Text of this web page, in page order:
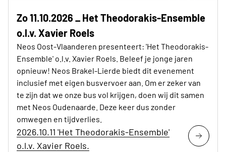
Zo 11.10.2026 _ Het Theodorakis-Ensemble
o.l.v. Xavier Roels
Neos Oost-Vlaanderen presenteert: 'Het Theodorakis-
Ensemble' o.l.v. Xavier Roels. Beleef je jonge jaren
opnieuw! Neos Brakel-Lierde biedt dit evenement
inclusief met eigen busvervoer aan. Om er zeker van
te zijn dat we onze bus vol krijgen, doen wij dit samen
met Neos Oudenaarde. Deze keer dus zonder
omwegen en tijdverlies.
2026.10.11 'Het Theodorakis-Ensemble'
o.l.v. Xavier Roels.